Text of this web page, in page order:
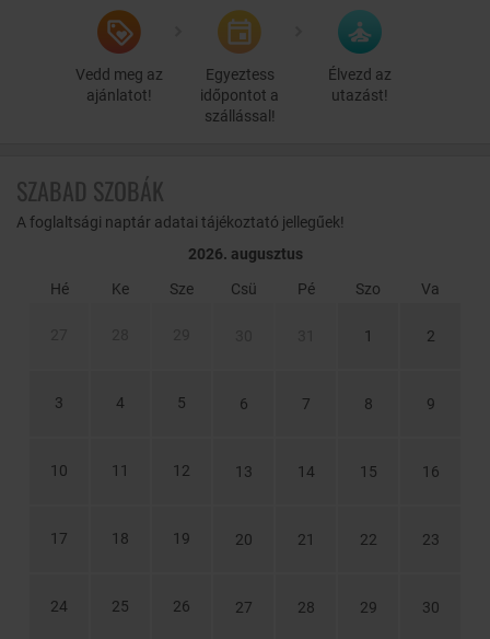
Vedd meg az
ajánlatot!
Egyeztess
időpontot a
szállással!
Élvezd az
utazást!
SZABAD SZOBÁK
A foglaltsági naptár adatai tájékoztató jellegűek!
2026. augusztus
Hé
Ke Sze Csü Pé Szo Va
1 2
3 4 5 6 7 8 9
10 11 12 13 14 15 16
17 18 19 20 21 22 23
24 25 26 27 28 29 30